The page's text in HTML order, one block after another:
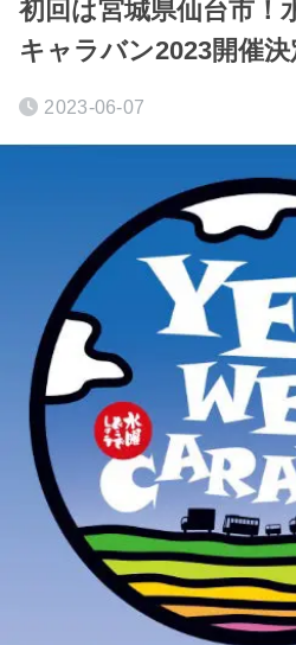
初回は宮城県仙台市！
キャラバン2023開催決
2023-06-07